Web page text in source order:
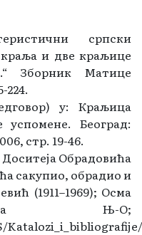
српски
и две краљице
Зборник Матице
224.
у: Краљица
успомене. Београд:
стр. 19-46.
Обрадовића
сакупио, обрадио и
(1911–1969); Осма
Њ-О;